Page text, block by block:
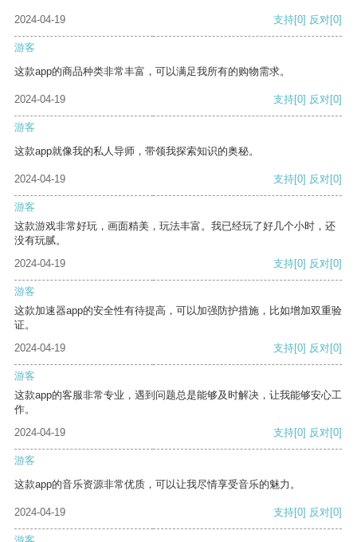
2024-04-19 支持[0] 反对[0]
游客
这款app的商品种类非常丰富，可以满足我所有的购物需求。
2024-04-19 支持[0] 反对[0]
游客
这款app就像我的私人导师，带领我探索知识的奥秘。
2024-04-19 支持[0] 反对[0]
游客
这款游戏非常好玩，画面精美，玩法丰富。我已经玩了好几个小时，还
没有玩腻。
2024-04-19
支持[0] 反对[0]
游客
这款加速器app的安全性有待提高，可以加强防护措施，比如增加双重验
证。
2024-04-19
支持[0] 反对[0]
游客
这款app的客服非常专业，遇到问题总是能够及时解决，让我能够安心工
作。
2024-04-19
支持[0] 反对[0]
游客
这款app的音乐资源非常优质，可以让我尽情享受音乐的魅力。
2024-04-19 支持[0] 反对[0]